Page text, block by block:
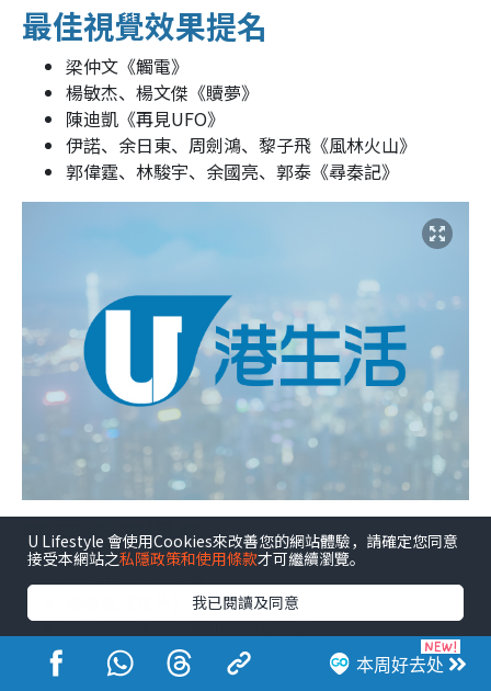
最佳視覺效果提名
梁仲文《觸電》
楊敏杰、楊文傑《贖夢》
陳迪凱《再見UFO》
伊諾、余日東、周劍鴻、黎子飛《風林火山》
郭偉霆、林駿宇、余國亮、郭泰《尋秦記》
新晉導演提名
郭家禧、李振傑《UFO離奇命案》
麥浚龍《風林火山》
舒淇《女孩》
本周好去处
U Lifestyle 會使用Cookies來改善您的網站體驗，請確定您同意
接受本網站之私隱政策和使用條款才可繼續瀏覽。
我已閱讀及同意